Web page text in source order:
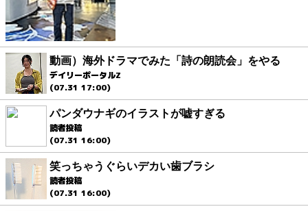
動画）海外ドラマでみた「詩の朗読会」をやる
デイリーポータルZ
(07.31 17:00)
パンダウナギのイラストが嘘すぎる
読者投稿
(07.31 16:00)
笑っちゃうぐらいデカい歯ブラシ
読者投稿
(07.31 16:00)